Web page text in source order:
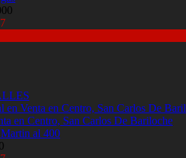
en Centro, San Carlos De Bariloche
al 400